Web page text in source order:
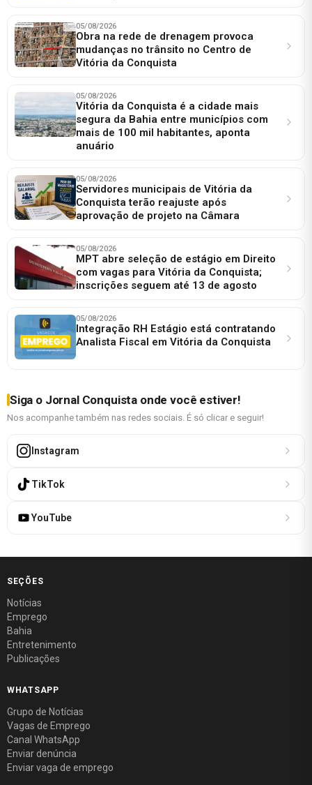
05/08/2026
Obra na rede de drenagem provoca
mudanças no trânsito no Centro de
Vitória da Conquista
05/08/2026
Vitória da Conquista é a cidade mais
segura da Bahia entre municípios com
mais de 100 mil habitantes, aponta
anuário
05/08/2026
Servidores municipais de Vitória da
Conquista terão reajuste após
aprovação de projeto na Câmara
05/08/2026
MPT abre seleção de estágio em Direito
com vagas para Vitória da Conquista;
inscrições seguem até 13 de agosto
05/08/2026
Integração RH Estágio está contratando
Analista Fiscal em Vitória da Conquista
Siga o Jornal Conquista onde você estiver!
Nos acompanhe também nas redes sociais. É só clicar e seguir!
Instagram
TikTok
YouTube
SEÇÕES
Notícias
Emprego
Bahia
Entretenimento
Publicações
WHATSAPP
Grupo de Notícias
Vagas de Emprego
Canal WhatsApp
Enviar denúncia
Enviar vaga de emprego